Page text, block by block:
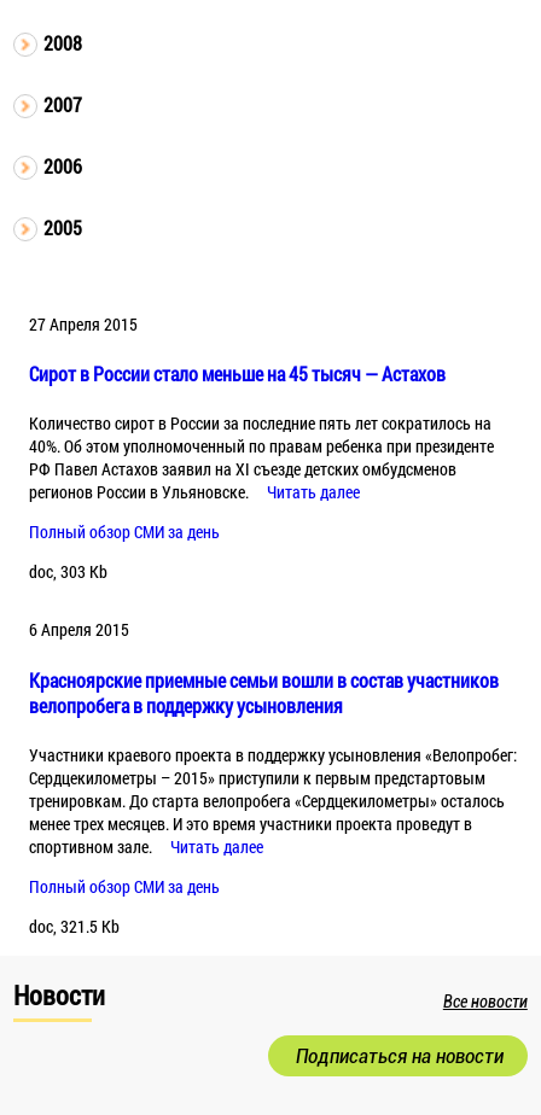
2008
2007
2006
2005
27 Апреля 2015
Сирот в России стало меньше на 45 тысяч — Астахов
Количество сирот в России за последние пять лет сократилось на
40%. Об этом уполномоченный по правам ребенка при президенте
РФ Павел Астахов заявил на XI съезде детских омбудсменов
регионов России в Ульяновске.
Читать далее
Полный обзор СМИ за день
doc, 303 Kb
6 Апреля 2015
Красноярские приемные семьи вошли в состав участников
велопробега в поддержку усыновления
Участники краевого проекта в поддержку усыновления «Велопробег:
Сердцекилометры – 2015» приступили к первым предстартовым
тренировкам. До старта велопробега «Сердцекилометры» осталось
менее трех месяцев. И это время участники проекта проведут в
спортивном зале.
Читать далее
Полный обзор СМИ за день
doc, 321.5 Kb
Новости Все новости
Подписаться на новости